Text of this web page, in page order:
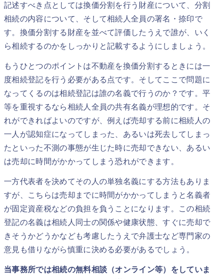
記述すべき点としては換価分割を行う財産について、分割
相続の内容について、そして相続人全員の署名・捺印で
す。換価分割する財産を並べて評価したうえで誰が、いく
ら相続するのかをしっかりと記載するようにしましょう。
もうひとつのポイントは不動産を換価分割するときには一
度相続登記を行う必要がある点です。そしてここで問題に
なってくるのは相続登記は誰の名義で行うのか？です。平
等を重視するなら相続人全員の共有名義が理想的です。そ
れができればよいのですが、例えば売却する前に相続人の
一人が認知症になってしまった、あるいは死去してしまっ
たといった不測の事態が生じた時に売却できない、あるい
は売却に時間がかかってしまう恐れができます。
一方代表者を決めてその人の単独名義にする方法もありま
すが、こちらは売却までに時間がかかってしまうと名義者
が固定資産税などの負担を負うことになります。この相続
登記の名義は相続人同士の関係や健康状態、すぐに売却で
きそうかどうかなども考慮したうえで弁護士など専門家の
意見も借りながら慎重に決める必要があるでしょう。
当事務所では相続の無料相談（オンライン等）をしていま